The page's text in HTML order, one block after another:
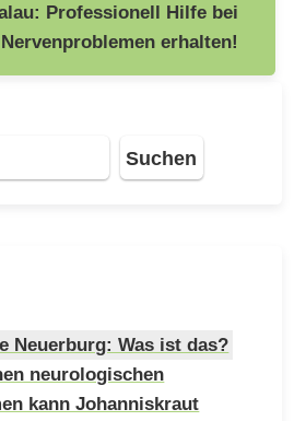
Professionell Hilfe bei
Nervenproblemen erhalten!
Suchen
Neuerburg: Was ist das?
neurologischen
kann Johanniskraut